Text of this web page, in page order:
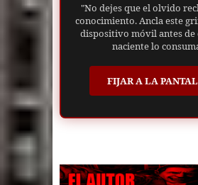
"No dejes que el olvido
conocimiento. Ancla este
dispositivo móvil antes de
naciente lo
FIJAR A LA